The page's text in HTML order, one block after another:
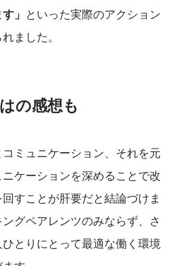
」 といった実際のアクション
ました。
の感想も
ミュニケーション、それを元
ケーションを深めることで改
すことが肝要だと結論づけま
グペアレンツのみならず、さ
とりにとって最適な働く環境